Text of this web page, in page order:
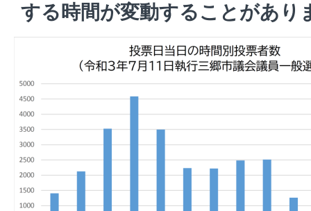
する時間が変動することがあり